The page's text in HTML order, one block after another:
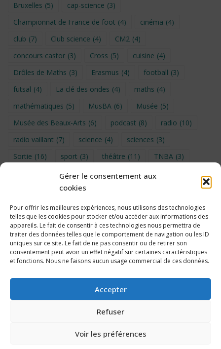
Gérer le consentement aux
cookies
Pour offrir les meilleures expériences, nous utilisons des technologies
telles que les cookies pour stocker et/ou accéder aux informations des
appareils. Le fait de consentir à ces technologies nous permettra de
traiter des données telles que le comportement de navigation ou les ID
uniques sur ce site. Le fait de ne pas consentir ou de retirer son
consentement peut avoir un effet négatif sur certaines caractéristiques
et fonctions. Nous ne faisons aucun usage commercial de ces données.
Accepter
Refuser
Voir les préférences
Bruxelles (5) cap-science (3)
Championnat de France de foot (4) cinéma (4)
club (7) Club science (4) CM2 (4)
concours castor (3) Cross (5) cuisine (4)
Drôles de Maths (3) Erasmus (4) football (3)
futsal (4) La clé des ondes (4) maths (4)
mathématiques (5) MusBA (6) Musée (5)
Musée des Beaux-Arts (6) podcast (8) radio (10)
radio vaillant (7) science (4) sciences (3)
Sortie (16) sport (3) théâtre (11) TNBA (3)
UNSS (9) upe2a (7) vidéo
Voyage en provence 2026
Voyage à Bruxelles 2024 (4) Wahid Chakib (4)
éco-délégués (7)
Politique de cookies
2026 Collège Édouard Vaillant, Bordeaux – Propulsé par